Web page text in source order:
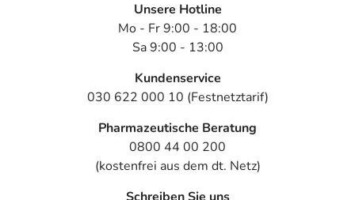
Unsere Hotline
Mo - Fr 9:00 - 18:00
Sa 9:00 - 13:00
Kundenservice
030 622 000 10 (Festnetztarif)
Pharmazeutische Beratung
0800 44 00 200
(kostenfrei aus dem dt. Netz)